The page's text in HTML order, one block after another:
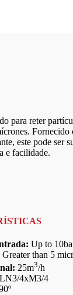
para reter
este pode ser
e facilidade.
Up to
Greater than 5
25m3/h
LN3/4xM3/4